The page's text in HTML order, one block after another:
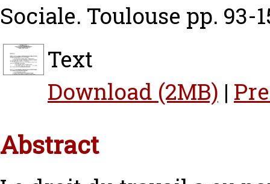
Sociale. Toulouse pp. 93-
Text
Download (2MB) |
Abstract